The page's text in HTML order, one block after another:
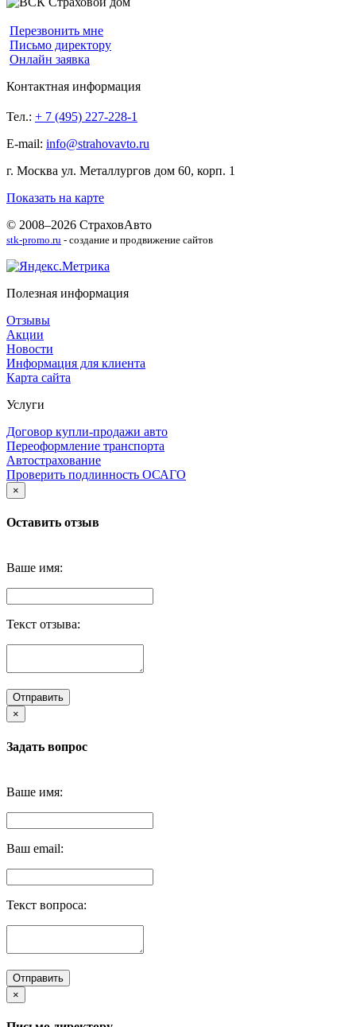
Перезвонить мне
Письмо директору
Онлайн заявка
Контактная информация
Тел.: + 7 (495) 227-228-1
E-mail: info@strahovavto.ru
г. Москва ул. Металлургов дом 60, корп. 1
Показать на карте
© 2008–2026 СтраховАвто
stk-promo.ru - создание и продвижение сайтов
Полезная информация
Отзывы
Акции
Новости
Информация для клиента
Карта сайта
Услуги
Договор купли-продажи авто
Переоформление транспорта
Автострахование
Проверить подлинность ОСАГО
×
Оставить отзыв
Ваше имя:
Текст отзыва:
Отправить
×
Задать вопрос
Ваше имя:
Ваш email:
Текст вопроса:
Отправить
×